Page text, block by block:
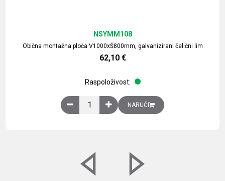
Obična montažna ploča V1000xŠ800mm, galvanizirani čelični lim
NSYMM108
62,10 €
Raspoloživost:
Obična montažna ploča V1000xŠ800mm,
NARUČI